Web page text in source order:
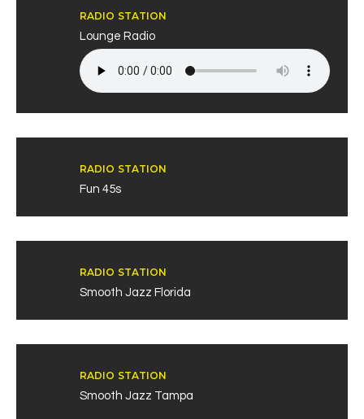
RADIO STATION
Lounge Radio
RADIO STATION
Fun 45s
RADIO STATION
Smooth Jazz Florida
RADIO STATION
Smooth Jazz Tampa